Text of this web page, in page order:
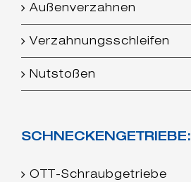
Außenverzahnen
Verzahnungsschleifen
Nutstoßen
SCHNECKENGETRIEBE:
OTT-Schraubgetriebe